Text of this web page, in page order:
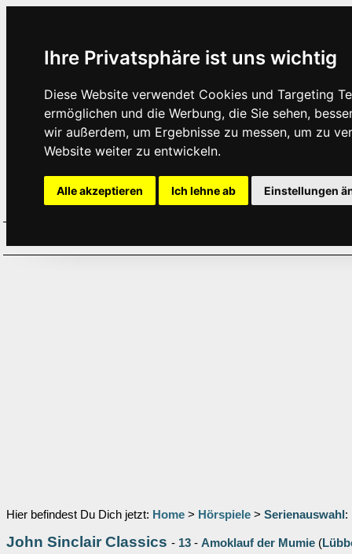
Ihre Privatsphäre ist uns wichtig
Diese Website verwendet Cookies und Targeting
ermöglichen und die Werbung, die Sie sehen,
wir außerdem, um Ergebnisse zu messen, um zu
Website weiter zu entwickeln.
Alle akzeptieren Ich lehne ab Einstellungen
Hier befindest Du Dich jetzt: Home > Hörspiele > Serienauswahl :
John Sinclair Classics - 13 - Amoklauf der Mumie (